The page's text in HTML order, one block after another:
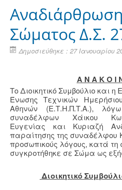
Σώματος Δ.Σ.
Δημοσιεύθηκε : 27 Ιανουαρίου
Α Ν Α Κ Ο Ι
Το Διοικητικό Συμβούλιο και η
Ένωσης Τεχνικών
Αθηνών (Ε.Τ.Η.Π.Τ.Α.), λόγω
συναδέλφων Χάικου
Ευγενίας και Κυριαζή
παραίτησης της συναδέλφου
προσωπικούς λόγους, κατά τη
συγκροτήθηκε σε Σώμα ως
Διοικητικό